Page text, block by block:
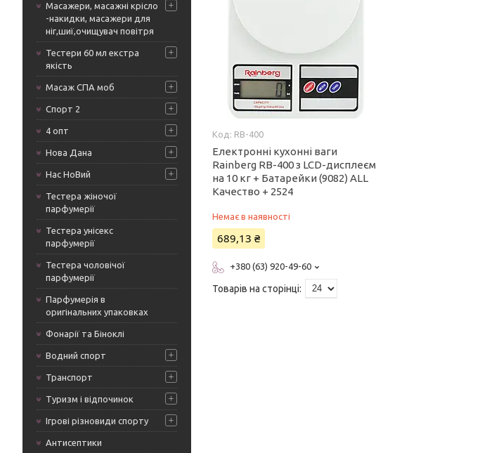
Масажери, масажні крісло
-накидки, масажери для
ніг,шиї,очищувач повітря
Тестери 60 мл екстра
якість
Масаж СПА моб
Спорт 2
4 опт
Нова Дана
Нас НоВий
Тестера жіночої
парфумерії
Тестера унісекс
парфумерії
Тестера чоловічої
парфумерії
Парфумерія в
оригінальних упаковках
Фонарії та Біноклі
Водний спорт
Транспорт
Туризм і відпочинок
Ігрові різновиди спорту
Антисептики
RB-400
Електронні кухонні ваги
Rainberg RB-400 з LCD-дисплеєм
на 10 кг + Батарейки (9082) ALL
Качество + 2524
Немає в наявності
689,13 ₴
+380 (63) 920-49-60